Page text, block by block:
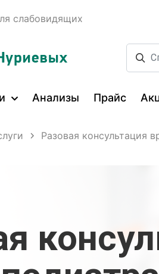
слабовидящих
Анализы Прайс
Разовая консультация